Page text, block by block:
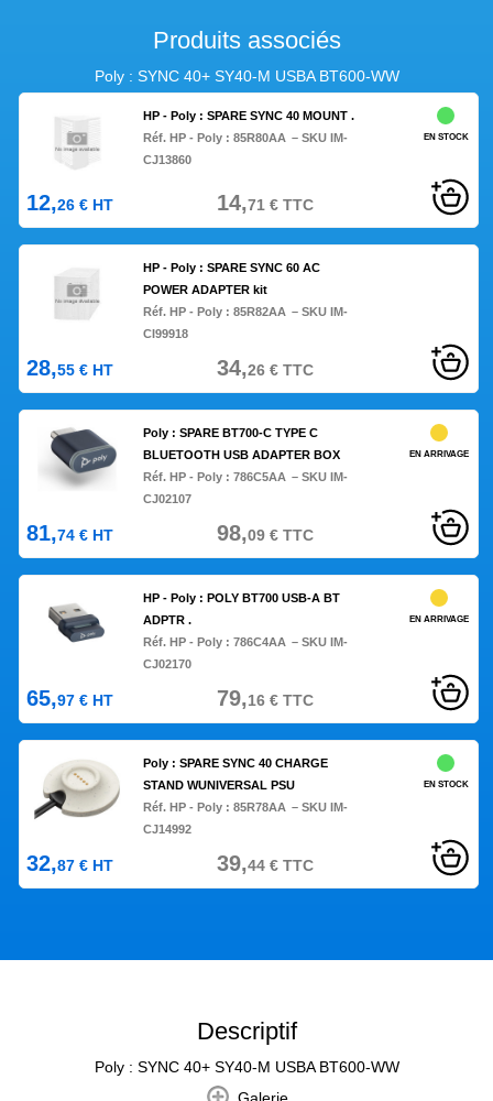
Produits associés
Poly : SYNC 40+ SY40-M USBA BT600-WW
HP - Poly : SPARE SYNC 40 MOUNT .
Réf. HP - Poly :85R80AA – SKU IM-
CJ13860
EN STOCK
12,26 € HT 14,71 €TTC
HP - Poly : SPARE SYNC 60 AC
POWER ADAPTER kit
Réf. HP - Poly :85R82AA – SKU IM-
CI99918
28,55 € HT 34,26€TTC
Poly : SPARE BT700-C TYPE C
BLUETOOTH USB ADAPTER BOX
Réf. HP - Poly :786C5AA – SKU IM-
CJ02107
EN ARRIVAGE
81,74 € HT 98,09€TTC
HP - Poly : POLY BT700 USB-A BT
ADPTR .
Réf. HP - Poly :786C4AA – SKU IM-
CJ02170
EN ARRIVAGE
65,97 € HT 79,16€TTC
Poly : SPARE SYNC 40 CHARGE
STAND WUNIVERSAL PSU
Réf. HP - Poly :85R78AA – SKU IM-
CJ14992
EN STOCK
32,87 € HT 39,44€TTC
Descriptif
Poly : SYNC 40+ SY40-M USBA BT600-WW